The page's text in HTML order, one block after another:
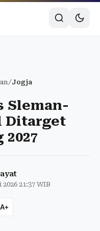
/Jogja
Sleman-
Ditarget
2027
21:37 WIB
A+